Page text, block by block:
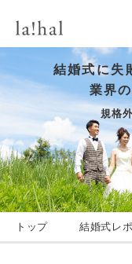
結婚式に失
業界
規格
トップ 結婚式レ